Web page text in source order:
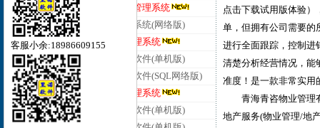
里诺云进销存管理系统
里诺客户管理系统(网络版)
里诺云客户管理系统
里诺合同管理软件(单机版)
里诺合同管理软件(SQL网络版)
里诺云合同管理系统
里诺会员管理软件(单机版)
点击下载试用版体验）
单，但拥有公司需要的
进行全面跟踪，控制进
清楚分析经营情况，能
准度！是一款非常实用
青海青咨物业管理有
地产服务(物业管理/地
客服小余:18986609155